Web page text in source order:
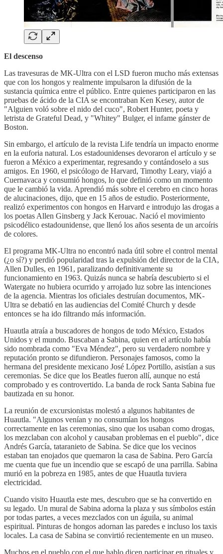
El descenso
Las travesuras de MK-Ultra con el LSD fueron mucho más extensas
que con los hongos y realmente impulsaron la difusión de la
sustancia química entre el público. Entre quienes participaron en las
pruebas de ácido de la CIA se encontraban Ken Kesey, autor de
"Alguien voló sobre el nido del cuco", Robert Hunter, poeta y
letrista de Grateful Dead, y "Whitey" Bulger, el infame gánster de
Boston.
Sin embargo, el artículo de la revista Life tendría un impacto enorme
en la euforia natural. Los estadounidenses devoraron el artículo y se
fueron a México a experimentar, regresando y contándoselo a sus
amigos. En 1960, el psicólogo de Harvard, Timothy Leary, viajó a
Cuernavaca y consumió hongos, lo que definió como un momento
que le cambió la vida. Aprendió más sobre el cerebro en cinco horas
de alucinaciones, dijo, que en 15 años de estudio. Posteriormente,
realizó experimentos con hongos en Harvard e introdujo las drogas a
los poetas Allen Ginsberg y Jack Kerouac. Nació el movimiento
psicodélico estadounidense, que llenó los años sesenta de un arcoíris
de colores.
El programa MK-Ultra no encontró nada útil sobre el control mental
(¿o sí?) y perdió popularidad tras la expulsión del director de la CIA,
Allen Dulles, en 1961, paralizando definitivamente su
funcionamiento en 1963. Quizás nunca se habría descubierto si el
Watergate no hubiera ocurrido y arrojado luz sobre las intenciones
de la agencia. Mientras los oficiales destruían documentos, MK-
Ultra se debatió en las audiencias del Comité Church y desde
entonces se ha ido filtrando más información.
Huautla atraía a buscadores de hongos de todo México, Estados
Unidos y el mundo. Buscaban a Sabina, quien en el artículo había
sido nombrada como "Eva Méndez", pero su verdadero nombre y
reputación pronto se difundieron. Personajes famosos, como la
hermana del presidente mexicano José López Portillo, asistían a sus
ceremonias. Se dice que los Beatles fueron allí, aunque no está
comprobado y es controvertido. La banda de rock Santa Sabina fue
bautizada en su honor.
La reunión de excursionistas molestó a algunos habitantes de
Huautla. "Algunos venían y no consumían los hongos
correctamente en las ceremonias, sino que los usaban como drogas,
los mezclaban con alcohol y causaban problemas en el pueblo", dice
Andrés García, tataranieto de Sabina. Se dice que los vecinos
estaban tan enojados que quemaron la casa de Sabina. Pero García
me cuenta que fue un incendio que se escapó de una parrilla. Sabina
murió en la pobreza en 1985, antes de que Huautla tuviera
electricidad.
Cuando visito Huautla este mes, descubro que se ha convertido en
su legado. Un mural de Sabina adorna la plaza y sus símbolos están
por todas partes, a veces mezclados con un águila, su animal
espiritual. Pinturas de hongos adornan las paredes e incluso los taxis
locales. La casa de Sabina se convirtió recientemente en un museo.
Muchos en el pueblo con el que hablo dicen participar en rituales y